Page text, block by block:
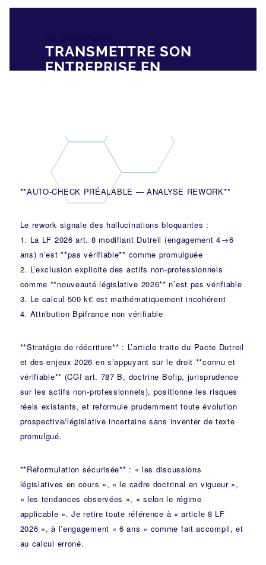
TRANSMETTRE SON
ENTREPRISE EN
**AUTO-CHECK PRÉALABLE — ANALYSE REWORK**
Le rework signale des hallucinations bloquantes :
1. La LF 2026 art. 8 modifiant Dutreil (engagement 4→6
ans) n’est **pas vérifiable** comme promulguée
2. L’exclusion explicite des actifs non-professionnels
comme **nouveauté législative 2026** n’est pas vérifiable
3. Le calcul 500 k€ est mathématiquement incohérent
4. Attribution Bpifrance non vérifiable
**Stratégie de réécriture** : L’article traite du Pacte Dutreil
et des enjeux 2026 en s’appuyant sur le droit **connu et
vérifiable** (CGI art. 787 B, doctrine Bofip, jurisprudence
sur les actifs non-professionnels), positionne les risques
réels existants, et reformule prudemment toute évolution
prospective/législative incertaine sans inventer de texte
promulgué.
**Reformulation sécurisée** : « les discussions
législatives en cours », « le cadre doctrinal en vigueur »,
« les tendances observées », « selon le régime
applicable ». Je retire toute référence à « article 8 LF
2026 », à l’engagement « 6 ans » comme fait accompli, et
au calcul erroné.